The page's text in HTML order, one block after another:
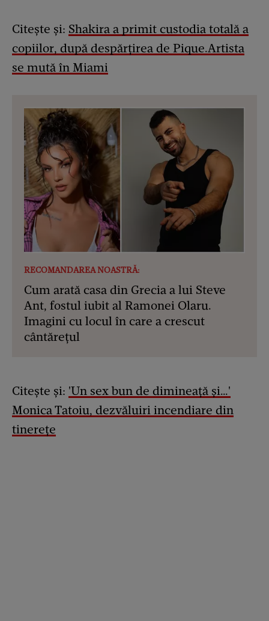
Citește și: Shakira a primit custodia totală a
copiilor, după despărțirea de Pique.Artista
se mută în Miami
RECOMANDAREA NOASTRĂ:
Cum arată casa din Grecia a lui Steve
Ant, fostul iubit al Ramonei Olaru.
Imagini cu locul în care a crescut
cântărețul
Citește și: 'Un sex bun de dimineață și…'
Monica Tatoiu, dezvăluiri incendiare din
tinerețe